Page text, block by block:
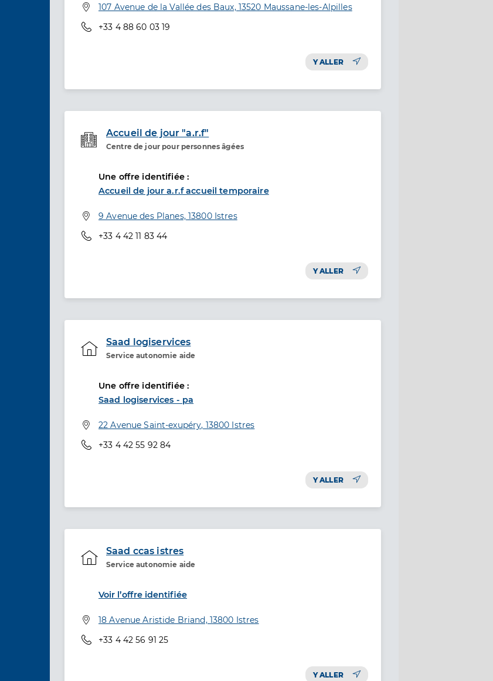
Adresse
107 Avenue de la Vallée des Baux, 13520 Maussane-les-Alpilles
Téléphone
+33 4 88 60 03 19
Y ALLER
Accueil de jour "a.r.f"
Centre de jour pour personnes âgées
Etablissement de soins
Une offre identifiée :
Accueil de jour a.r.f accueil temporaire
Adresse
9 Avenue des Planes, 13800 Istres
Téléphone
+33 4 42 11 83 44
Y ALLER
Saad logiservices
Service autonomie aide
Etablissement de soins
Une offre identifiée :
Saad logiservices - pa
Adresse
22 Avenue Saint-exupéry, 13800 Istres
Téléphone
+33 4 42 55 92 84
Y ALLER
Saad ccas istres
Service autonomie aide
Etablissement de soins
Voir l’offre identifiée
Adresse
18 Avenue Aristide Briand, 13800 Istres
Téléphone
+33 4 42 56 91 25
Y ALLER